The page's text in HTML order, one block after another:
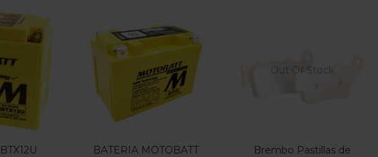
$1.300.000
BATERIA MOTOBATT
Out Of Stock
Brembo Pastillas de